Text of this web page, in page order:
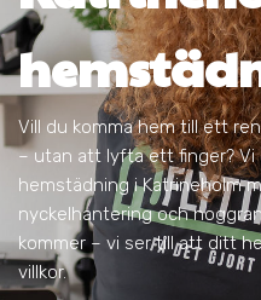
Vill du komma hem till ett
– utan att lyfta ett finger? Vi
hemstädning i Katrineholm
nyckelhantering och
kommer – vi ser till att ditt
villkor.